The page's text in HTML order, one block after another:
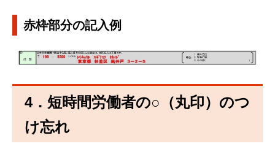
赤枠部分の記入例
4．短時間労働者の○（丸印）のつ
け忘れ